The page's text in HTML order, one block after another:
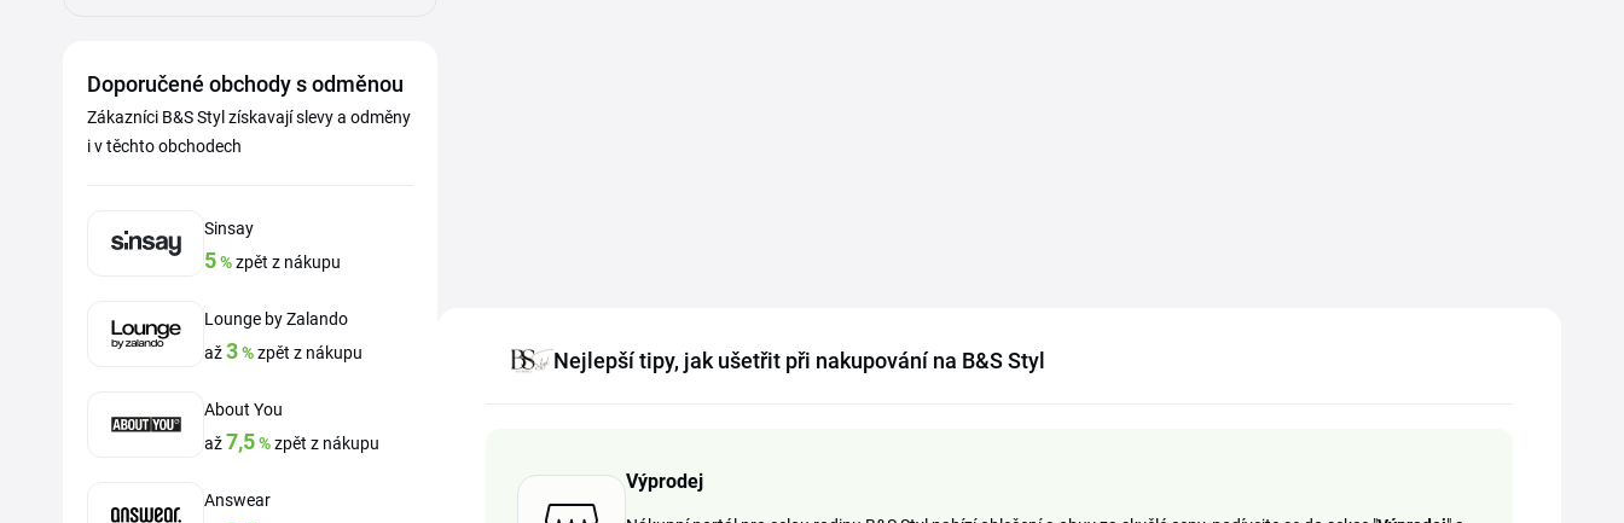
Doporučené obchody s odměnou
Zákazníci B&S Styl získavají slevy a odměny
i v těchto obchodech
Sinsay
5%zpět z nákupu
Lounge by Zalando
až3%zpět z nákupu
About You
až7,5%zpět z nákupu
Answear
Nejlepší tipy, jak ušetřit při nakupování na B&S Styl
Výprodej